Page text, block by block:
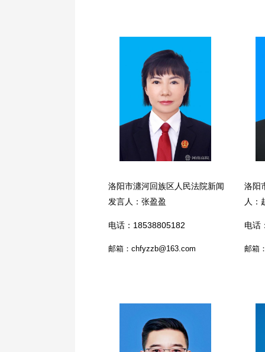
洛阳市瀍河回族区人民法院新闻
发言人：张盈盈
电话：18538805182
邮箱：chfyzzb@163.com
洛阳
人：
电话
邮箱